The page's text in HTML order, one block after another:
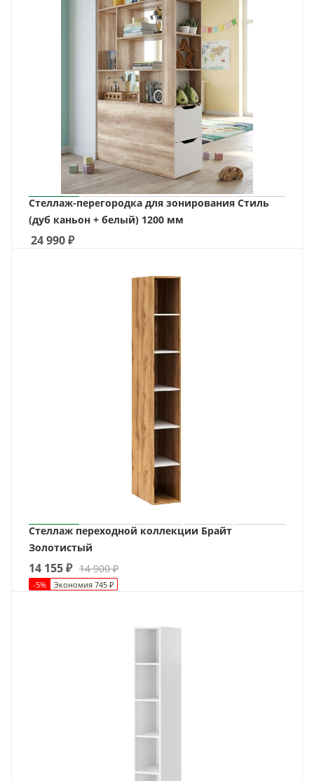
Стеллаж-перегородка для зонирования Стиль
(дуб каньон + белый) 1200 мм
24 990₽
Стеллаж переходной коллекции Брайт
Золотистый
14 155₽ 14 900₽
-5% Экономия 745 ₽